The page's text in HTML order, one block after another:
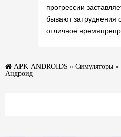
прогрессии
бывают
отличное
APK-ANDROIDS » Симуляторы »
Андроид